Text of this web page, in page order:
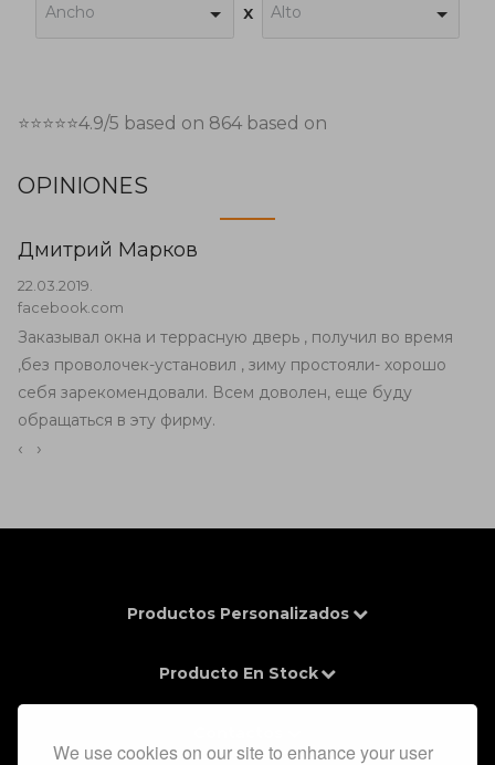
We use cookies on our site to enhance your user
Ancho x Alto
⭐⭐⭐⭐⭐4.9/5 based on 864 based on
OPINIONES
Дмитрий Марков
22.03.2019.
facebook.com
Заказывал окна и террасную дверь , получил во время
,без проволочек-установил , зиму простояли- хорошо
себя зарекомендовали. Всем доволен, еще буду
обращаться в эту фирму.
‹ ›
Productos Personalizados
Producto En Stock